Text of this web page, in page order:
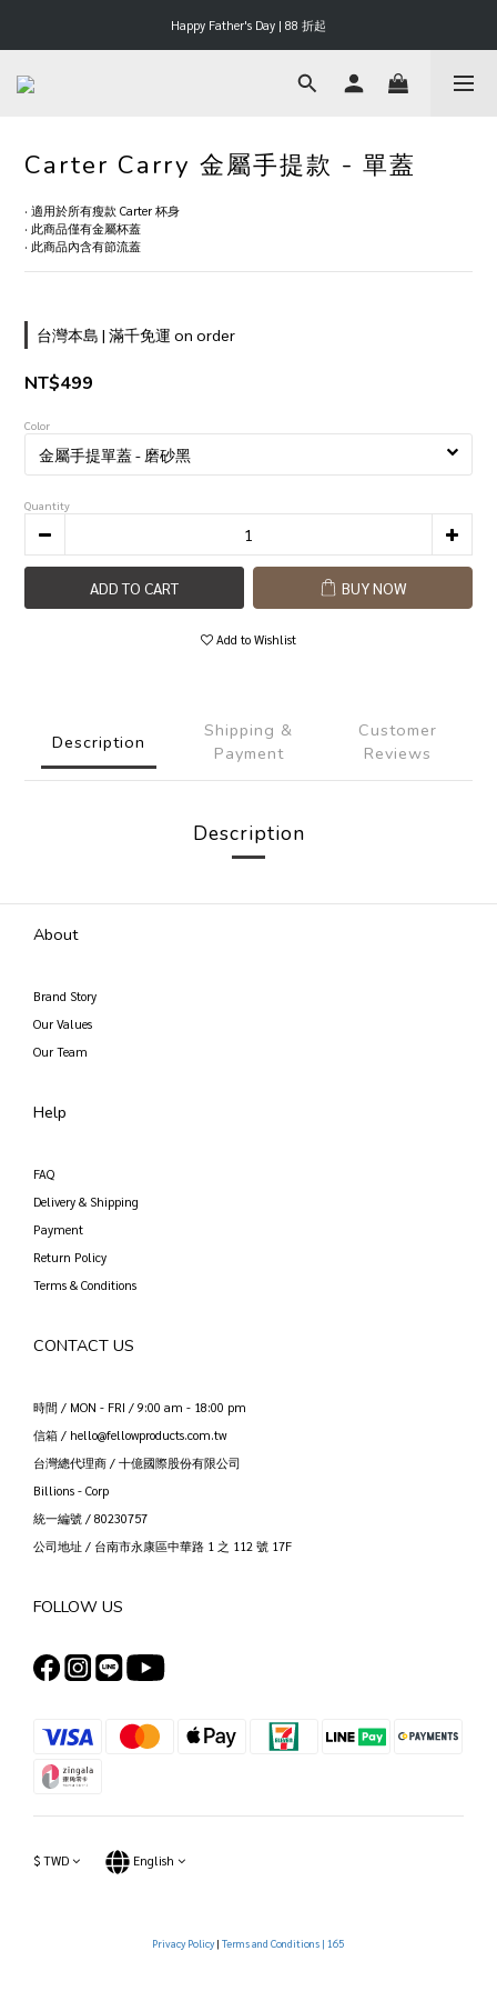
Happy Father's Day | 88 折起
Happy Father's Day | 88 折起
滿 $3000 享 3% 購物金回饋
Carter Carry 金屬手提款 - 單蓋
· 適用於所有瘦款 Carter 杯身
· 此商品僅有金屬杯蓋
· 此商品內含有節流蓋
台灣本島 | 滿千免運 on order
NT$499
Color
Quantity
ADD TO CART BUY NOW
Add to Wishlist
Description
Shipping &
Payment
Customer
Reviews
Description
About
Brand Story
Our Values
Our Team
Help
FAQ
Delivery & Shipping
Payment
Return Policy
Terms & Conditions
CONTACT US
時間 / MON - FRI / 9:00 am - 18:00 pm
信箱 / hello@fellowproducts.com.tw
台灣總代理商 / 十億國際股份有限公司
Billions - Corp
統一編號 / 80230757
公司地址 / 台南市永康區中華路 1 之 112 號 17F
FOLLOW US
$ TWD English
Privacy Policy| Terms and Conditions | 165